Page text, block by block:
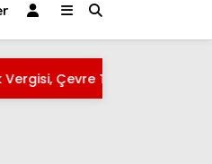
Çevre Temizlik Vergisi ve